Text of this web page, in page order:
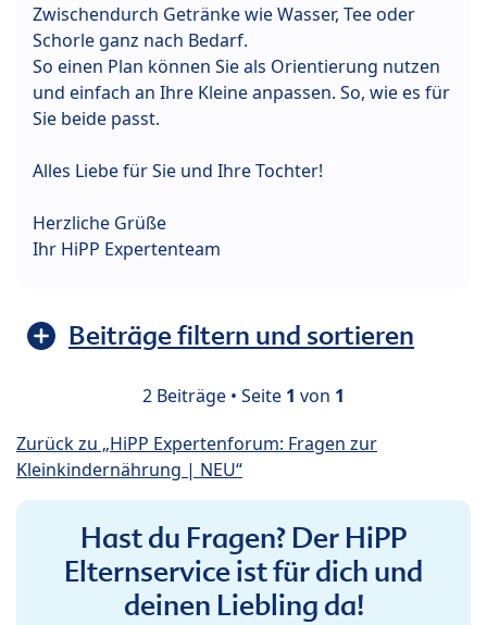
Zwischendurch Getränke wie Wasser, Tee oder
Schorle ganz nach Bedarf.
So einen Plan können Sie als Orientierung nutzen
und einfach an Ihre Kleine anpassen. So, wie es für
Sie beide passt.
Alles Liebe für Sie und Ihre Tochter!
Herzliche Grüße
Ihr HiPP Expertenteam
Beiträge filtern und sortieren
2 Beiträge • Seite 1 von 1
Zurück zu „HiPP Expertenforum: Fragen zur
Kleinkindernährung | NEU“
Hast du Fragen? Der HiPP
Elternservice ist für dich und
deinen Liebling da!